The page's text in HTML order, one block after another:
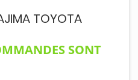
TOYOTA
SONT